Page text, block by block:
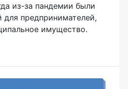
из-за пандемии были
для предпринимателей,
имущество.